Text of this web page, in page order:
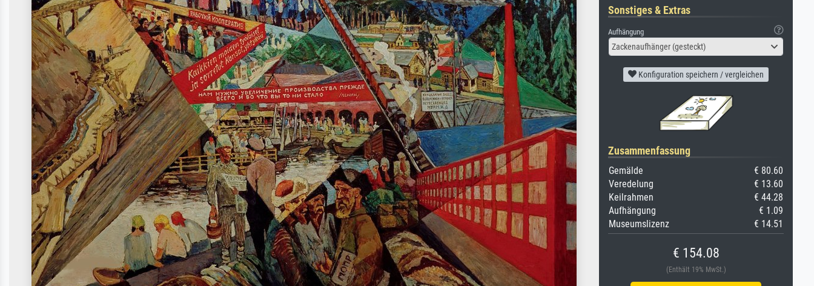
Sonstiges & Extras
Aufhängung
Zackenaufhänger (gesteckt)
Konfiguration speichern / vergleichen
Zusammenfassung
Gemälde
€ 80.60
Veredelung
€ 13.60
Keilrahmen
€ 44.28
Aufhängung
€ 1.09
Museumslizenz
€ 14.51
€ 154.08
(Enthält 19% MwSt.)